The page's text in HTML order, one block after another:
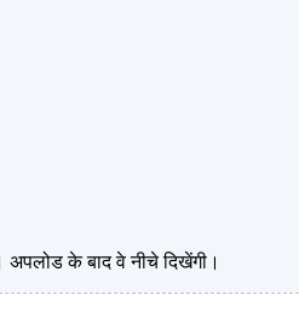
के बाद वे नीचे दिखेंगी।